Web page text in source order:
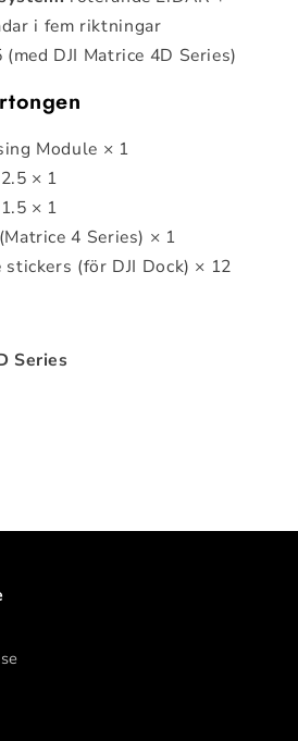
i fem riktningar
(med DJI Matrice 4D Series)
Module × 1
× 1
× 1
4 Series) × 1
stickers (för DJI Dock) × 12
Series